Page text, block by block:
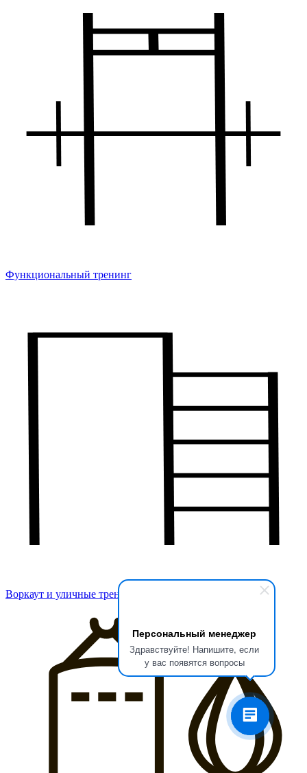
Персональный менеджер
Здравствуйте! Напишите, если
у вас появятся вопросы
Функциональный тренинг
Воркаут и уличные тренажеры